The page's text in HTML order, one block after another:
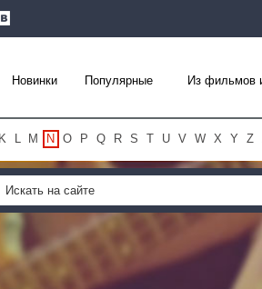
Новинки Популярные Из фильмов
K L M N O P Q R S T U V W X Y Z